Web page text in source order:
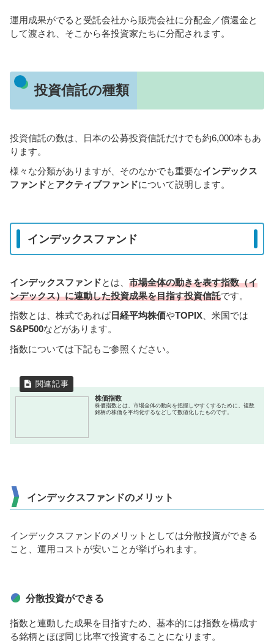
運用成果がでると受託会社から販売会社に分配金／償還金と
して渡され、そこから各投資家たちに分配されます。
投資信託の種類
投資信託の数は、日本の公募投資信託だけでも約6,000本もあ
ります。
様々な分類がありますが、そのなかでも重要なインデックス
ファンドと アクティブファンドについて説明します。
インデックスファンド
インデックスファンドとは、 市場全体の動きを表す指数（イ
ンデックス）に連動した投資成果を目指す投資信託です。
指数とは、株式であれば日経平均株価やTOPIX 、米国では
S&P500などがあります。
指数については下記もご参照ください。
株価指数
株価指数とは、市場全体の動向を把握しやすくするために、複数
銘柄の株価を平均化するなどして数値化したものです。
インデックスファンドのメリット
インデックスファンドのメリットとしては分散投資ができる
こと、運用コストが安いことが挙げられます。
分散投資ができる
指数と連動した成果を目指すため、基本的には指数を構成す
る銘柄とほぼ同じ比率で投資することになります。